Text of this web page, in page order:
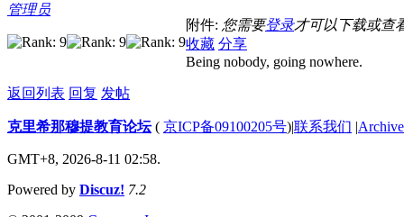
管理员
附件: 您需要登录才可以下载或查
收藏 分享
Being nobody, going nowhere.
返回列表 回复 发帖
克里希那穆提教育论坛( 京ICP备09100205号)|联系我们 |
GMT+8, 2026-8-11 02:58.
Powered by Discuz! 7.2